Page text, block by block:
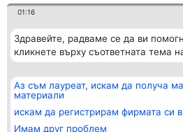
01:16
Здравейте, радваме се да ви
кликнете върху съответната тема
Аз съм лауреат, искам да получа
материали
искам да регистрирам фирмата си
Имам друг проблем
Организатор на
класиране
Beautiful Company S.R.L.
Sus Nr. 2, Bl. A30, Sc. A, Et.
4, Ap. 13
București 53-238
CUI 36737675
Класация
Списък на
победители
Правила
Политика за